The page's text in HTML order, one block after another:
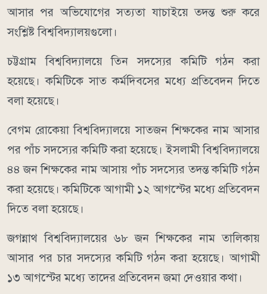
আসার পর অভিযোগের সত্যতা যাচাইয়ে তদন্ত শুরু করে
সংশ্লিষ্ট বিশ্ববিদ্যালয়গুলো।
চট্টগ্রাম বিশ্ববিদ্যালয়ে তিন সদস্যের কমিটি গঠন করা
হয়েছে। কমিটিকে সাত কর্মদিবসের মধ্যে প্রতিবেদন দিতে
বলা হয়েছে।
বেগম রোকেয়া বিশ্ববিদ্যালয়ে সাতজন শিক্ষকের নাম আসার
পর পাঁচ সদস্যের কমিটি করা হয়েছে। ইসলামী বিশ্ববিদ্যালয়ে
৪৪ জন শিক্ষকের নাম আসায় পাঁচ সদস্যের তদন্ত কমিটি গঠন
করা হয়েছে। কমিটিকে আগামী ১২ আগস্টের মধ্যে প্রতিবেদন
দিতে বলা হয়েছে।
জগন্নাথ বিশ্ববিদ্যালয়ের ৬৮ জন শিক্ষকের নাম তালিকায়
আসার পর চার সদস্যের কমিটি গঠন করা হয়েছে। আগামী
১৩ আগস্টের মধ্যে তাদের প্রতিবেদন জমা দেওয়ার কথা।